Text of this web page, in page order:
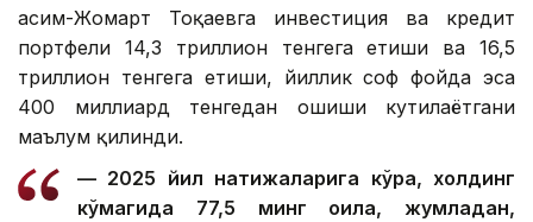
Қасим-Жомарт Тоқаевга инвестиция ва кредит
портфели 14,3 триллион тенгега етиши ва 16,5
триллион тенгега етиши, йиллик соф фойда эса
400 миллиард тенгедан ошиши кутилаётгани
маълум қилинди.
— 2025 йил натижаларига кўра, холдинг
кўмагида 77,5 минг оила, жумладан,